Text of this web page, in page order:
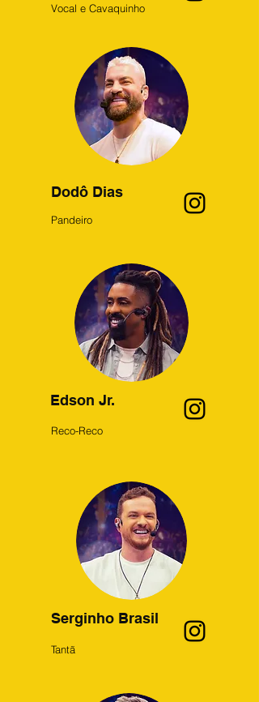
Vocal e Cavaquinho
Dodô Dias
Pandeiro
Edson Jr.
Reco-Reco
Serginho Brasil
Tantã